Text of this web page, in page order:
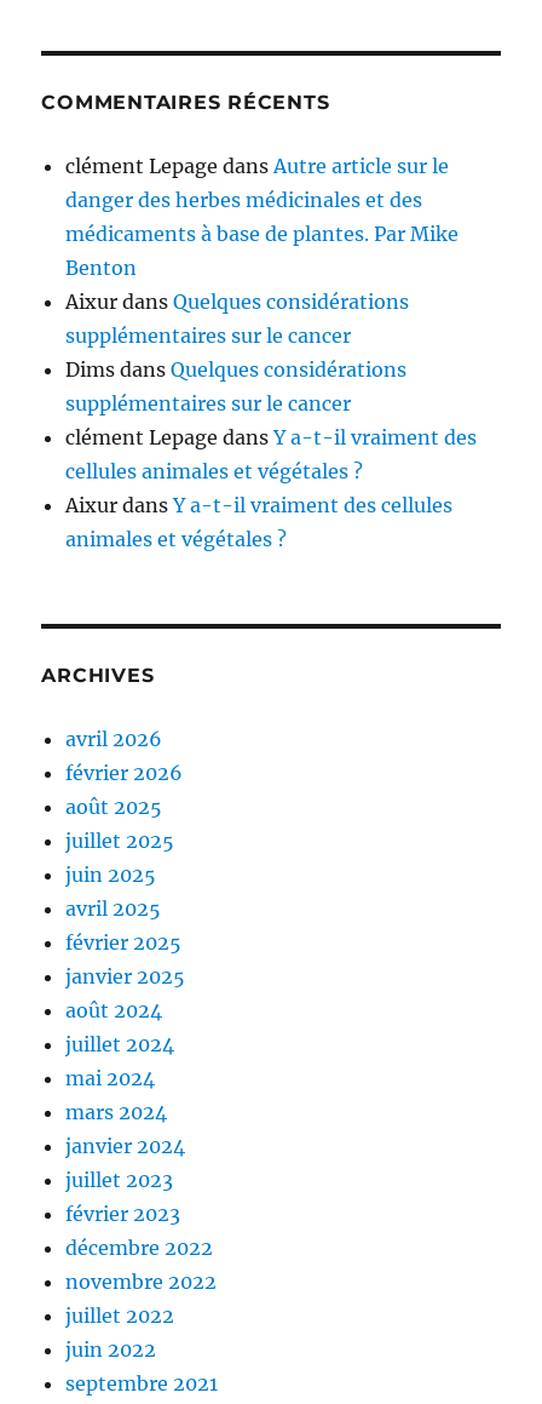
COMMENTAIRES RÉCENTS
clément Lepage dansAutre article sur le
danger des herbes médicinales et des
médicaments à base de plantes. Par Mike
Benton
Aixur dansQuelques considérations
supplémentaires sur le cancer
Dims dansQuelques considérations
supplémentaires sur le cancer
clément Lepage dansY a-t-il vraiment des
cellules animales et végétales ?
Aixur dansY a-t-il vraiment des cellules
animales et végétales ?
ARCHIVES
avril 2026
février 2026
août 2025
juillet 2025
juin 2025
avril 2025
février 2025
janvier 2025
août 2024
juillet 2024
mai 2024
mars 2024
janvier 2024
juillet 2023
février 2023
décembre 2022
novembre 2022
juillet 2022
juin 2022
septembre 2021